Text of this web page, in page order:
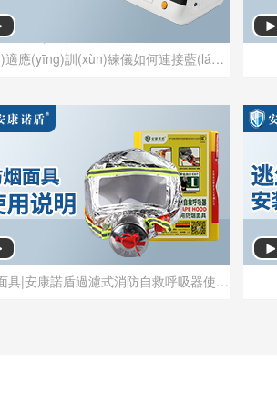
預(yù)適應(yīng)訓(xùn)練儀如何連接藍(lán)牙
防煙面具|安康諾盾過濾式消防自救呼吸器使用說明